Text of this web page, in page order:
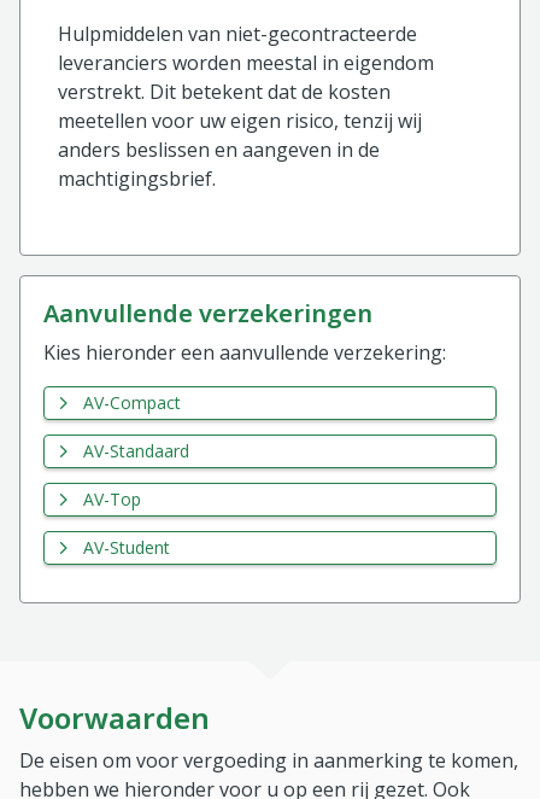
Hulpmiddelen van niet-gecontracteerde
leveranciers worden meestal in eigendom
verstrekt. Dit betekent dat de kosten
meetellen voor uw eigen risico, tenzij wij
anders beslissen en aangeven in de
machtigingsbrief.
aanvullende verzekeringen
Kies hieronder een aanvullende verzekering:
AV-Compact
AV-Standaard
AV-Top
AV-Student
Voorwaarden
De eisen om voor vergoeding in aanmerking te komen,
hebben we hieronder voor u op een rij gezet. Ook